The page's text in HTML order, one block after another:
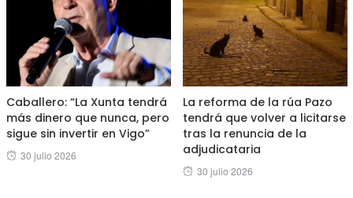
Caballero: “La Xunta tendrá
más dinero que nunca, pero
sigue sin invertir en Vigo”
Posted
30 julio 2026
La reforma de la rúa Pazo
tendrá que volver a licitarse
tras la renuncia de la
adjudicataria
Posted
30 julio 2026